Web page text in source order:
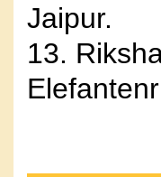
Jaipur.
13.